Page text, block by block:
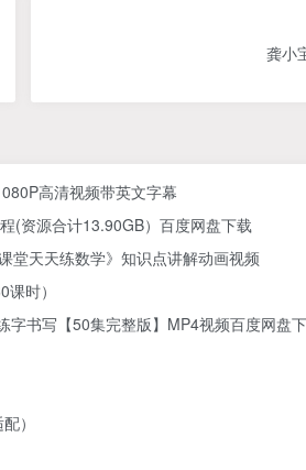
龚小
高清视频带英文字幕
(资源合计13.90GB）百度网盘下载
堂天天练数学》知识点讲解动画视频
时）
字书写【50集完整版】MP4视频百度网盘
）